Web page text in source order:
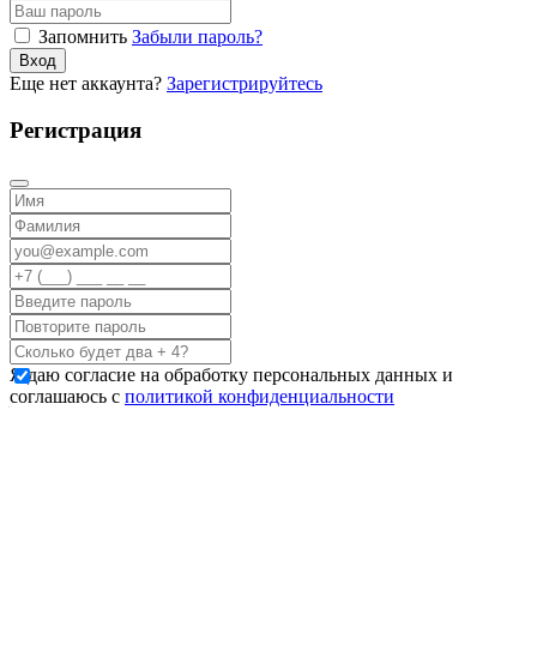
Запомнить Забыли пароль?
Вход
Еще нет аккаунта? Зарегистрируйтесь
Регистрация
Я даю согласие на обработку персональных данных и
соглашаюсь с политикой конфиденциальности